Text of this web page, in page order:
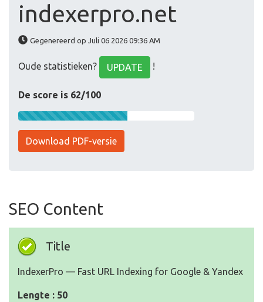
indexerpro.net
Gegenereerd op Juli 06 2026 09:36 AM
Oude statistieken? UPDATE !
De score is 62/100
Download PDF-versie
SEO Content
Title
IndexerPro — Fast URL Indexing for Google & Yandex
Lengte : 50